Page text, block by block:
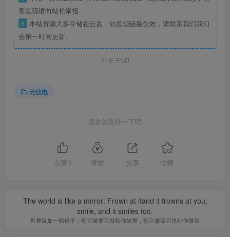
客发现请向站长举报
6 本站资源大多存储在云盘，如发现链接失效，请联系我们我们
会第一时间更新。
THE END
无线电
喜欢就支持一下吧
点赞 5 赞赏 分享 收藏
The world is like a mirror: Frown at itand it frowns at you;
smile, and it smiles too.
世界犹如一面镜子：朝它皱眉它就朝你皱眉，朝它微笑它也吵你微笑